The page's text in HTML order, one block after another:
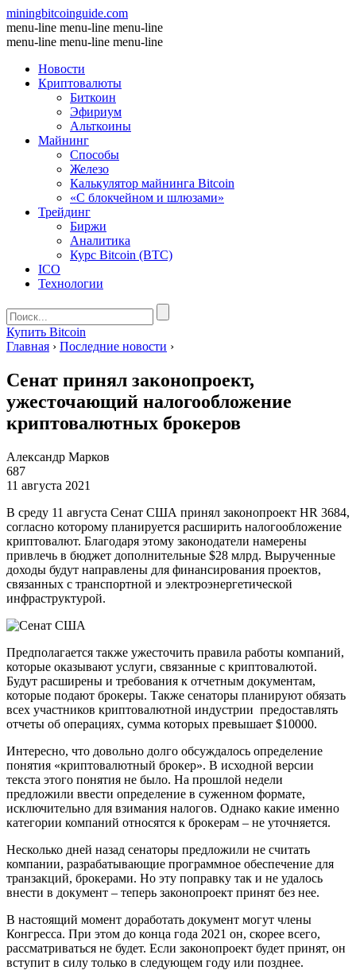
miningbitcoinguide.com
menu-line menu-line menu-line
menu-line menu-line menu-line
Новости
Криптовалюты
Биткоин
Эфириум
Альткоины
Майнинг
Способы
Железо
Калькулятор майнинга Bitcoin
«С блокчейном и шлюзами»
Трейдинг
Биржи
Аналитика
Курс Bitcoin (BTC)
ICO
Технологии
Купить Bitcoin
Главная › Последние новости ›
Сенат принял законопроект,
ужесточающий налогообложение
криптовалютных брокеров
Александр Марков
687
11 августа 2021
В среду 11 августа Сенат США принял законопроект HR 3684,
согласно которому планируется расширить налогообложение
криптовалют. Благодаря этому законодатели намерены
привлечь в бюджет дополнительные $28 млрд. Вырученные
доходы будут направлены для финансирования проектов,
связанных с транспортной и электроэнергетической
инфраструктурой.
Предполагается также ужесточить правила работы компаний,
которые оказывают услуги, связанные с криптовалютой.
Будут расширены и требования к отчетным документам,
которые подают брокеры. Также сенаторы планируют обязать
всех участников криптовалютной индустрии предоставлять
отчеты об операциях, сумма которых превышает $10000.
Интересно, что довольно долго обсуждалось определение
понятия «криптовалютный брокер». В исходной версии
текста этого понятия не было. На прошлой недели
предложили ввести определение в суженном формате,
исключительно для взимания налогов. Однако какие именно
категории компаний относятся к брокерам – не уточняется.
Несколько дней назад сенаторы предложили не считать
компании, разрабатывающие программное обеспечение для
транзакций, брокерами. Но эту поправку так и не удалось
внести в документ – теперь законопроект принят без нее.
В настоящий момент доработать документ могут члены
Конгресса. При этом до конца года 2021 он, скорее всего,
рассматриваться не будет. Если законопроект будет принят, он
вступит в силу только в следующем году или позднее.